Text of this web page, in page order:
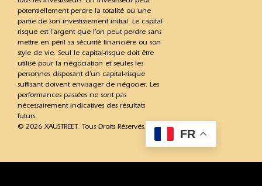
potentiellement perdre la totalité ou une
partie de son investissement initial. Le capital-
risque est l’argent que l’on peut perdre sans
mettre en péril sa sécurité financière ou son
style de vie. Seul le capital-risque doit être
utilisé pour la négociation et seules les
personnes disposant d’un capital-risque
suffisant doivent envisager de négocier. Les
performances passées ne sont pas
nécessairement indicatives des résultats
futurs.
© 2026 XAUSTREET, Tous Droits Réservés.
FR